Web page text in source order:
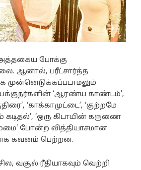
போக்கு
ஆனால், பரீட்சார்த்த
முன்னெடுக்கப்படாமலும்
‘ஆரண்ய காண்டம்’,
‘காக்காமுட்டை’, ‘குற்றமே
‘ஒரு கிடாயின் கருணை
போன்ற வித்தியாசமான
கவனம் பெற்றன.
வசூல் ரீதியாகவும் வெற்றி